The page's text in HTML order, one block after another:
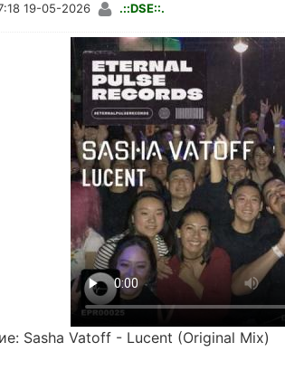
19-05-2026 .::DSE::.
Sasha Vatoff - Lucent (Original Mix)